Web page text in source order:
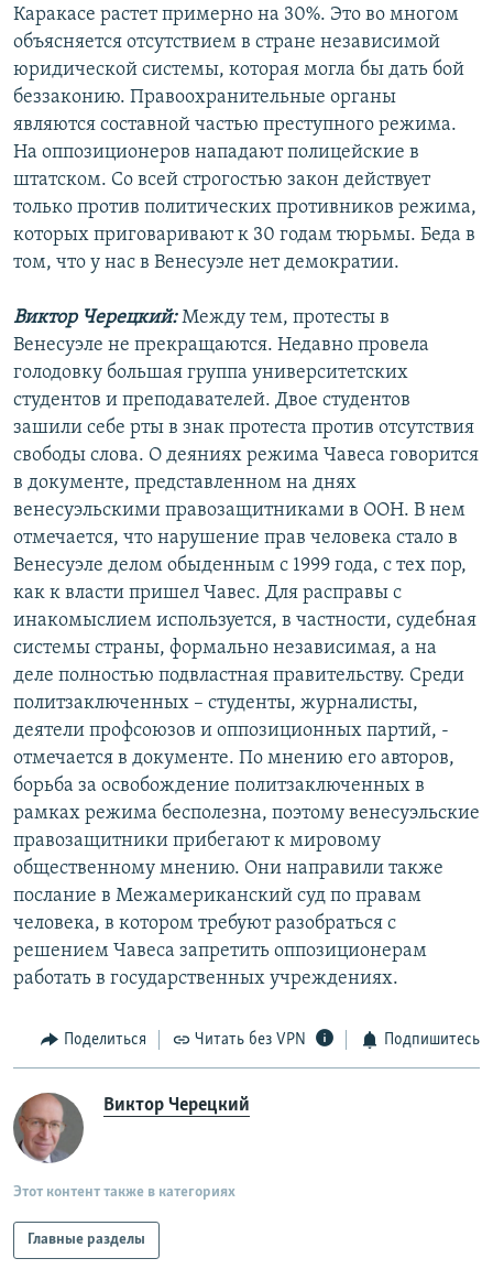
Каракасе растет примерно на 30%. Это во многом
объясняется отсутствием в стране независимой
юридической системы, которая могла бы дать бой
беззаконию. Правоохранительные органы
являются составной частью преступного режима.
На оппозиционеров нападают полицейские в
штатском. Со всей строгостью закон действует
только против политических противников режима,
которых приговаривают к 30 годам тюрьмы. Беда в
том, что у нас в Венесуэле нет демократии.
Виктор Черецкий:Между тем, протесты в
Венесуэле не прекращаются. Недавно провела
голодовку большая группа университетских
студентов и преподавателей. Двое студентов
зашили себе рты в знак протеста против отсутствия
свободы слова. О деяниях режима Чавеса говорится
в документе, представленном на днях
венесуэльскими правозащитниками в ООН. В нем
отмечается, что нарушение прав человека стало в
Венесуэле делом обыденным с 1999 года, с тех пор,
как к власти пришел Чавес. Для расправы с
инакомыслием используется, в частности, судебная
системы страны, формально независимая, а на
деле полностью подвластная правительству. Среди
политзаключенных – студенты, журналисты,
деятели профсоюзов и оппозиционных партий, -
отмечается в документе. По мнению его авторов,
борьба за освобождение политзаключенных в
рамках режима бесполезна, поэтому венесуэльские
правозащитники прибегают к мировому
общественному мнению. Они направили также
послание в Межамериканский суд по правам
человека, в котором требуют разобраться с
решением Чавеса запретить оппозиционерам
работать в государственных учреждениях.
Поделиться Читать без VPN Подпишитесь
Виктор Черецкий
Этот контент также в категориях
Главные разделы